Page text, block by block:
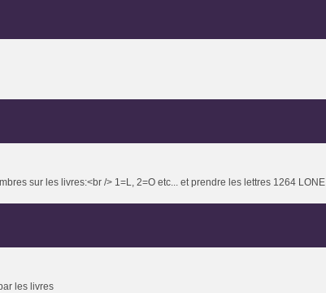
sur les livres:<br /> 1=L, 2=O etc... et prendre les lettres 1264 LONE
les livres